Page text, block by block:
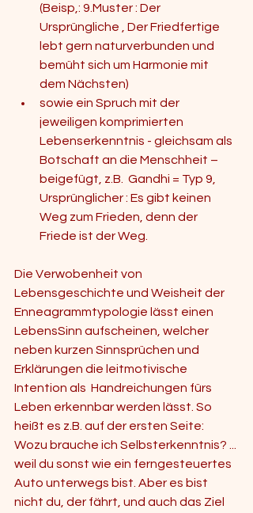
(Beisp,: 9.Muster : Der
Ursprüngliche , Der Friedfertige
lebt gern naturverbunden und
bemüht sich um Harmonie mit
dem Nächsten)
sowie ein Spruch mit der
jeweiligen komprimierten
Lebenserkenntnis - gleichsam als
Botschaft an die Menschheit –
beigefügt, z.B.  Gandhi = Typ 9,
Ursprünglicher : Es gibt keinen
Weg zum Frieden, denn der
Friede ist der Weg.
Die Verwobenheit von
Lebensgeschichte und Weisheit der
Enneagrammtypologie lässt einen
LebensSinn aufscheinen, welcher
neben kurzen Sinnsprüchen und
Erklärungen die leitmotivische
Intention als  Handreichungen fürs
Leben erkennbar werden lässt. So
heißt es z.B. auf der ersten Seite:
Wozu brauche ich Selbsterkenntnis? ...
weil du sonst wie ein ferngesteuertes
Auto unterwegs bist. Aber es bist
nicht du, der fährt, und auch das Ziel